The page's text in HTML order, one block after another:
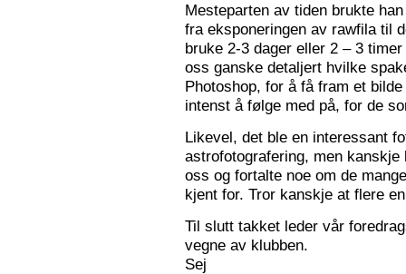
Mesteparten av tiden brukte
fra eksponeringen av rawfila til
bruke 2-3 dager eller 2 – 3
oss ganske detaljert hvilke
Photoshop, for å få fram et
intenst å følge med på, for de
Likevel, det ble en interessant
astrofotografering, men
oss og fortalte noe om de
kjent for. Tror kanskje at flere
Til slutt takket leder vår
vegne av klubben.
Sej